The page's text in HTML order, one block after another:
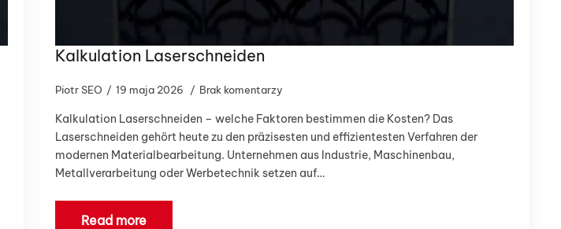
Kalkulation Laserschneiden
Piotr SEO 19 maja 2026 Brak komentarzy
Kalkulation Laserschneiden – welche Faktoren bestimmen die Kosten? Das
Laserschneiden gehört heute zu den präzisesten und effizientesten Verfahren der
modernen Materialbearbeitung. Unternehmen aus Industrie, Maschinenbau,
Metallverarbeitung oder Werbetechnik setzen auf…
Read more